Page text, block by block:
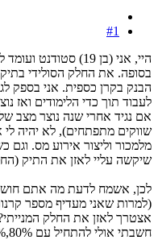
#1
היי, אני (בן 19)
הבנק בקרן כספית. אני בספק
לעבוד תוך כדי הלימודים ואז
מלמכור וליצור אירוע מס.
שיקשה עליי לאזן את התיק (החלק
לכן, אשמח לדעת מה אתם
(למרות שאני מעדיף מספר
אצטרך לאזן את החלק